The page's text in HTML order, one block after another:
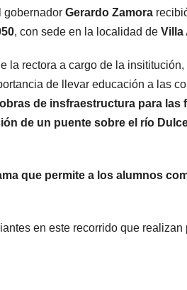
gobernador Gerardo Zamora
, con sede en la localidad de Villa
la rectora a cargo de la insititución,
de llevar educación a las
de insfraestructura para las
de un puente sobre el río
que permite a los alumnos
en este recorrido que